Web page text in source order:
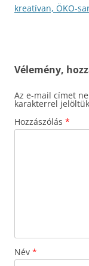
kreatívan, ÖKO-
Vélemény,
Az e-mail címet
karakterrel jelöltük
Hozzászólás *
Név *